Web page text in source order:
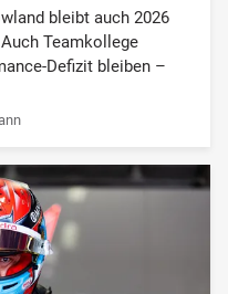
bleibt auch 2026
Teamkollege
Defizit bleiben –